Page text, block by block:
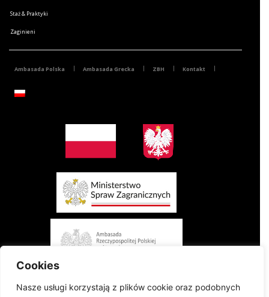
Cookies
Nasze usługi korzystają z plików cookie oraz podobnych
Staż & Praktyki
Zaginieni
Ambasada Polska Ambasada Grecka ZBH Kontakt